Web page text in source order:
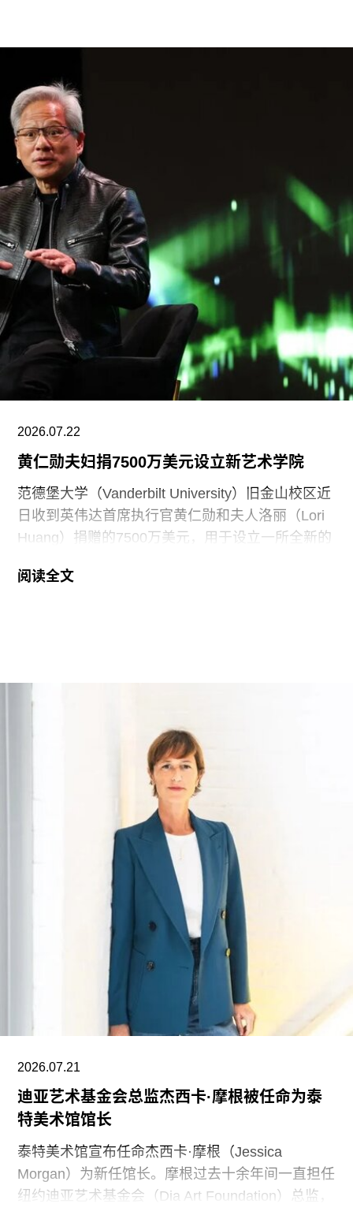
间，他曾担任新加坡国家美术馆高级策展人，此后
部主管。2015年，他策划了第56届威尼斯双年展新
加坡馆。穆斯塔法还于2018年共同策划了达卡艺术
峰会，目前他正参与筹备将于2026年11月在多哈举
行的首届卡塔尔鲁拜亚四年展（Rubaiya
Qatar）。2017年至2022年，他曾担任柏林世界文
化宫（Haus der Kulturen der Welt）项目委员会成
员。自2025年起，他还担任国际现代艺术博物馆与
收藏委员会（CIMAM）理事。
上一届爱知三年展于2025年举行，主题为“灰烬与
蔷薇之间的时光”（A Time Between Ashes and
Roses），由沙迦艺术基金会主席兼创始人胡尔·卡
西米（Hoor Al Qasimi）担任艺术总监。
2026.07.22
黄仁勋夫妇捐7500万美元设立新艺术学院
范德堡大学（Vanderbilt University）旧金山校区近
日收到英伟达首席执行官黄仁勋和夫人洛丽（Lori
Huang）捐赠的7500万美元，用于设立一所全新的
筑与设计学院”，具体名称尚待校方批准。目前，学
后一家非营利性艺术院校，但近年来持续受招生人
数下降和预算赤字影响导致裁员，最终于今年年初
被范德堡大学收购。根据收购协议，加州艺术学院
将于2026-27学年结束后停止办学。
这笔捐赠是黄仁勋夫妇迄今向教育机构提供的最大
单笔捐款，金额超过了此前向其母校俄勒冈州立大
学捐赠的5000万美元。加上去年2月向范德堡大学
捐赠的2250万美元，黄仁勋夫妇对该校的捐赠总额
已达到9750万美元。同时，他们还带动了其他慈善
捐赠者向范德堡大学旧金山校区扩建项目捐赠共计
黄仁勋在一份声明中表示，此次捐赠旨在培养新一
代创作者，进一步巩固旧金山作为创新与创意之都
的文化基础。“技术拓展了我们能够创造什么，而艺
术与设计决定了我们为何创造。二者共同塑造了文
成为全球市值最高的企业之一，也是全球人工智能
浪潮中的核心企业。此次向范德堡大学新校区捐赠
的同时，
阅读全文
2026.07.21
迪亚艺术基金会总监杰西卡·摩根被任命为泰
特美术馆馆长
泰特美术馆宣布任命杰西卡·摩根（Jessica
Morgan）为新任馆长。摩根过去十余年间一直担任
纽约迪亚艺术基金会（Dia Art Foundation）总监，